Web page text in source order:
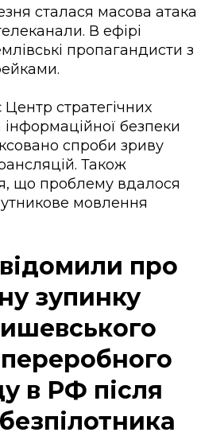
сталася масова атака
В ефірі
пропагандисти з
стратегічних
інформаційної безпеки
спроби зриву
Також
що проблему вдалося
мовлення
про
зупинку
в РФ після